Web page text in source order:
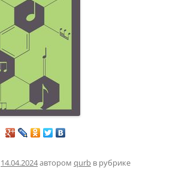
14.04.2024автором qurb в рубрике